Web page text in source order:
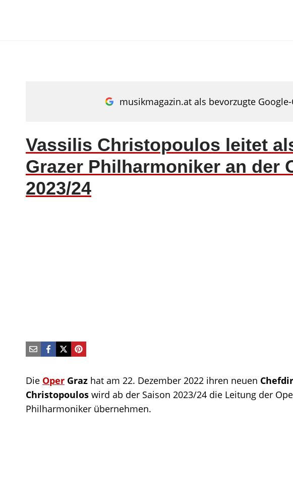
musikmagazin.at als bevorzugte
Vassilis Christopoulos leitet
Grazer Philharmoniker an der
2023/24
Die Oper Graz hat am 22. Dezember 2022 ihren neuen
Christopoulos wird ab der Saison 2023/24 die Leitung der
Philharmoniker übernehmen.